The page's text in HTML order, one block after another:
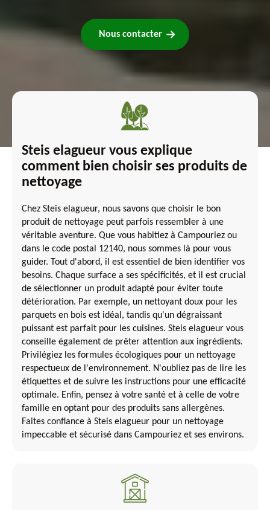
Nous contacter
Steis elagueur vous explique
comment bien choisir ses produits de
nettoyage
Chez Steis elagueur, nous savons que choisir le bon
produit de nettoyage peut parfois ressembler à une
véritable aventure. Que vous habitiez à Campouriez ou
dans le code postal 12140, nous sommes là pour vous
guider. Tout d'abord, il est essentiel de bien identifier vos
besoins. Chaque surface a ses spécificités, et il est crucial
de sélectionner un produit adapté pour éviter toute
détérioration. Par exemple, un nettoyant doux pour les
parquets en bois est idéal, tandis qu'un dégraissant
puissant est parfait pour les cuisines. Steis elagueur vous
conseille également de prêter attention aux ingrédients.
Privilégiez les formules écologiques pour un nettoyage
respectueux de l'environnement. N'oubliez pas de lire les
étiquettes et de suivre les instructions pour une efficacité
optimale. Enfin, pensez à votre santé et à celle de votre
famille en optant pour des produits sans allergènes.
Faites confiance à Steis elagueur pour un nettoyage
impeccable et sécurisé dans Campouriez et ses environs.